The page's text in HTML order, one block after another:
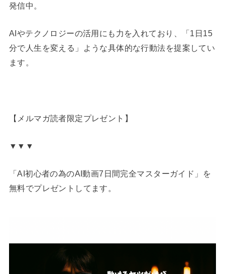
発信中。
AIやテクノロジーの活用にも力を入れており、「1日15
分で人生を変える」ような具体的な行動法を提案してい
ます。
【メルマガ読者限定プレゼント】
▼▼▼
「AI初心者の為のAI動画7日間完全マスターガイド」を
無料でプレゼントしてます。